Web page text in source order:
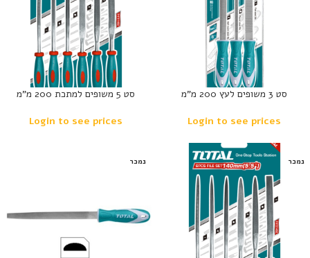
סט 3 משופים לעץ 200 מ”מ
Login to see prices
סט 5 משופים למתכת 200 מ”מ
Login to see prices
נמכר נמכר